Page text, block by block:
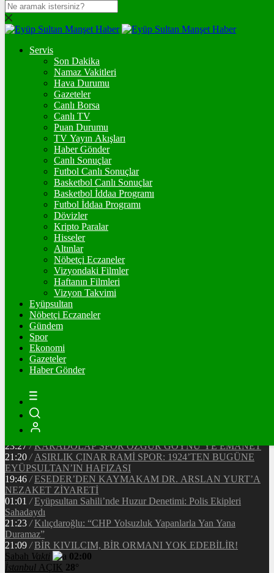
DOLAR
47,7063$% 0.17
EURO
% 0.03
STERLİN
% -0.03
GRAM ALTIN
%1,83
%1,72
BİTCOİN
ETHEREUM
TETHER
Servis
Son Dakika
Namaz Vakitleri
Hava Durumu
Gazeteler
Canlı Borsa
Canlı TV
Puan Durumu
TV Yayın Akışları
Haber Gönder
Canlı Sonuçlar
Futbol Canlı Sonuçlar
Basketbol Canlı Sonuçlar
Basketbol İddaa Programı
Futbol İddaa Programı
Dövizler
Kripto Paralar
Hisseler
Altınlar
Nöbetçi Eczaneler
Vizyondaki Filmler
Haftanın Filmleri
Vizyon Takvimi
Eyüpsultan
Nöbetçi Eczaneler
Gündem
Spor
Ekonomi
Gazeteler
Haber Gönder
20:37 / CHP EYÜPSULTAN İLÇE ÖRGÜTÜ ÜYELERİ
/ MHP EYÜPSULTAN TEŞKİLATI’NIN ACI GÜNÜ
13:33
/ BAŞKAN DR. MİTHAT BÜLENT ÖZMEN’DEN
KAMUOYUNA AÇIKLAMA
Makyaj Sanatçısı Uzay Damla Yıldız, Uluslararası
Başarılarıyla Türkiye’yi Temsil Ediyor
23:27 / KARADOLAP SPOR ÖZGÜR GÖYNÜ’YE EMANET
21:20 / ASIRLIK ÇINAR RAMİ SPOR: 1924’TEN BUGÜNE
EYÜPSULTAN’IN HAFIZASI
19:46 / ESEDER’DEN KAYMAKAM DR. ARSLAN YURT’A
NEZAKET ZİYARETİ
01:01 / Eyüpsultan Sahili’nde Huzur Denetimi: Polis Ekipleri
Sahadaydı
21:23 / Kılıçdaroğlu: “CHP Yolsuzluk Yapanlarla Yan Yana
Duramaz”
21:09 / BİR KIVILCIM, BİR ORMANI YOK EDEBİLİR!
Sabah Vakti
02:00
İstanbul AÇIK 28°